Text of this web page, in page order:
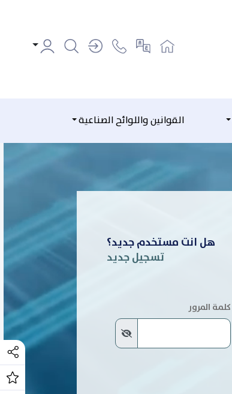
القوانين واللوائح الصناعية
هل انت مستخدم جديد؟
تسجيل جديد
كلمة المرور